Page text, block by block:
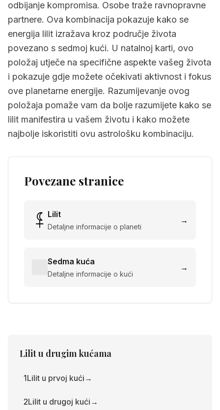
odbijanje kompromisa. Osobe traže ravnopravne
partnere. Ova kombinacija pokazuje kako se
energija lilit izražava kroz područje života
povezano s sedmoj kući. U natalnoj karti, ovo
položaj utječe na specifične aspekte vašeg života
i pokazuje gdje možete očekivati aktivnost i fokus
ove planetarne energije. Razumijevanje ovog
položaja pomaže vam da bolje razumijete kako se
lilit manifestira u vašem životu i kako možete
najbolje iskoristiti ovu astrološku kombinaciju.
Povezane stranice
Lilit
Detaljne informacije o planeti
→
Sedma kuća
Detaljne informacije o kući
→
Lilitu drugim kućama
1Lilit u prvoj kući →
2Lilit u drugoj kući →